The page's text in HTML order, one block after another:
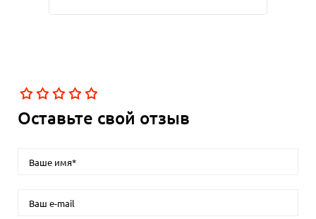
Оставьте свой отзыв